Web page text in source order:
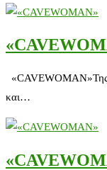
«CAVEWOMAN»Της
και…